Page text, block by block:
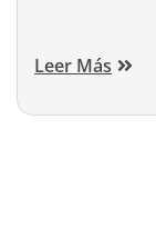
Leer Más